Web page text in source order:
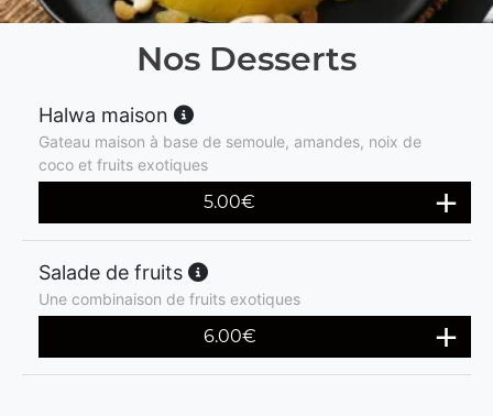
Nos Desserts
Halwa maison
Gateau maison à base de semoule, amandes, noix de
coco et fruits exotiques
5.00€
Salade de fruits
Une combinaison de fruits exotiques
6.00€